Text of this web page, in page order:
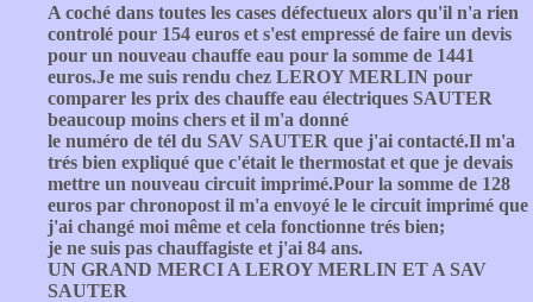
A coché dans toutes les cases défectueux alors qu'il n'a rien
controlé pour 154 euros et s'est empressé de faire un devis
pour un nouveau chauffe eau pour la somme de 1441
euros.Je me suis rendu chez LEROY MERLIN pour
comparer les prix des chauffe eau électriques SAUTER
beaucoup moins chers et il m'a donné
le numéro de tél du SAV SAUTER que j'ai contacté.Il m'a
trés bien expliqué que c'était le thermostat et que je devais
mettre un nouveau circuit imprimé.Pour la somme de 128
euros par chronopost il m'a envoyé le le circuit imprimé que
j'ai changé moi même et cela fonctionne trés bien;
je ne suis pas chauffagiste et j'ai 84 ans.
UN GRAND MERCI A LEROY MERLIN ET A SAV
SAUTER